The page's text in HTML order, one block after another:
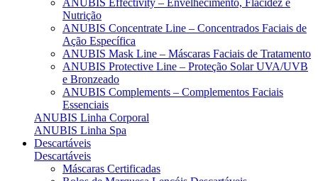
ANUBIS Effectivity – Envelhecimento, Flacidez e
Nutrição
ANUBIS Concentrate Line – Concentrados Faciais de
Ação Específica
ANUBIS Mask Line – Máscaras Faciais de Tratamento
ANUBIS Protective Line – Proteção Solar UVA/UVB
e Bronzeado
ANUBIS Complements – Complementos Faciais
Essenciais
ANUBIS Linha Corporal
ANUBIS Linha Spa
Descartáveis
Descartáveis
Máscaras Certificadas